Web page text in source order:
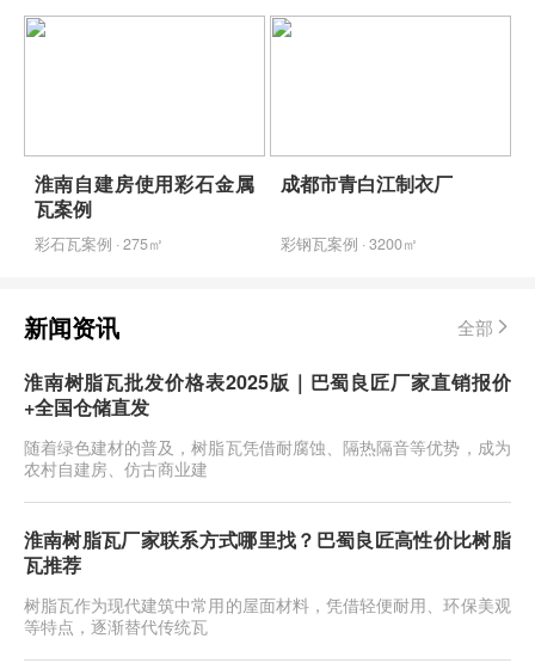
淮南自建房使用彩石金属
瓦案例
彩石瓦案例 · 275㎡
成都市青白江制衣厂
彩钢瓦案例 · 3200㎡
新闻资讯 全部
淮南树脂瓦批发价格表2025版｜巴蜀良匠厂家直销报价
+全国仓储直发
随着绿色建材的普及，树脂瓦凭借耐腐蚀、隔热隔音等优势，成为
农村自建房、仿古商业建
淮南树脂瓦厂家联系方式哪里找？巴蜀良匠高性价比树脂
瓦推荐
树脂瓦作为现代建筑中常用的屋面材料，凭借轻便耐用、环保美观
等特点，逐渐替代传统瓦